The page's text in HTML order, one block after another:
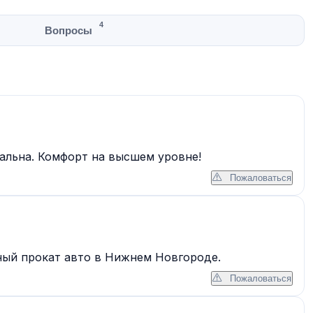
Вопросы 4
Комфорт на высшем уровне!
Пожаловаться
прокат авто в Нижнем Новгороде.
Пожаловаться